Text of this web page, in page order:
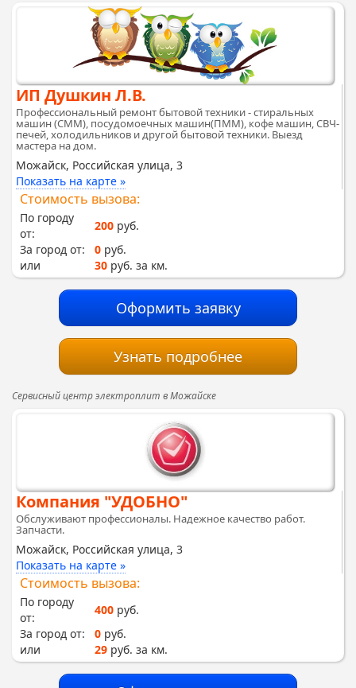
ИП Душкин Л.В.
Профессиональный ремонт бытовой техники - стиральных
машин (СММ), посудомоечных машин(ПММ), кофе машин, СВЧ-
печей, холодильников и другой бытовой техники. Выезд
мастера на дом.
Можайск, Российская улица, 3
Показать на карте »
Стоимость вызова:
По городу
от:
200 руб.
За город от:
0 руб.
или
30 руб. за км.
Оформить заявку
Узнать подробнее
Сервисный центр электроплит в Можайске
Компания "УДОБНО"
Обслуживают профессионалы. Надежное качество работ.
Запчасти.
Можайск, Российская улица, 3
Показать на карте »
Стоимость вызова:
По городу
от:
400 руб.
За город от:
0 руб.
или
29 руб. за км.